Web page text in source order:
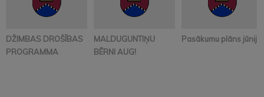
DŽIMBAS DROŠĪBAS
PROGRAMMA
MALDUGUNTIŅU
BĒRNI AUG!
Pasākumu plāns jūnijā